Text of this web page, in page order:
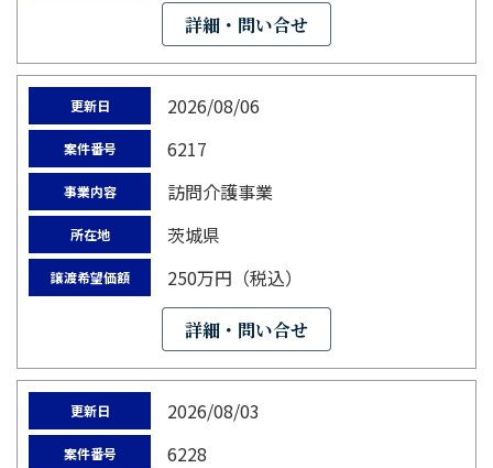
詳細・問い合せ
更新日 2026/08/06
案件番号 6217
事業内容 訪問介護事業
所在地 茨城県
譲渡希望価額 250万円（税込）
詳細・問い合せ
更新日 2026/08/03
案件番号 6228